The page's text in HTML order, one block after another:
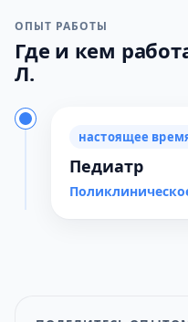
ОПЫТ РАБОТЫ
Где и кем
Л.
настоящее
Педиатр